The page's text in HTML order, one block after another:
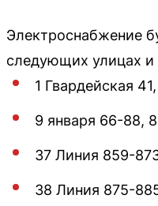
Электроснабжение
следующих улицах и
1 Гвардейская
9 января 66-88,
37 Линия 859-
38 Линия 875-